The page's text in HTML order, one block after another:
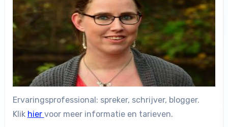
Ervaringsprofessional: spreker, schrijver, blogger.
Klik hier voor meer informatie en tarieven.